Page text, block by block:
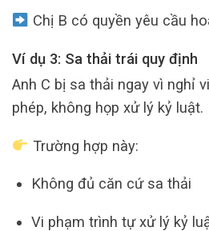
Chị B có quyền yêu cầu
Ví dụ 3: Sa thải trái quy định
Anh C bị sa thải ngay vì nghỉ
phép, không họp xử lý kỷ luật.
Trường hợp này:
Không đủ căn cứ sa thải
Vi phạm trình tự xử lý kỷ